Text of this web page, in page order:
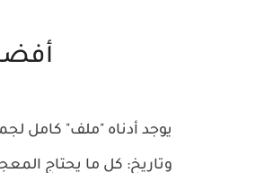
وتاريخ: كل ما يحتاج